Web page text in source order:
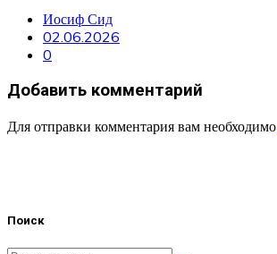
Иосиф Сид
02.06.2026
0
Добавить комментарий
Для отправки комментария вам необходимо
Поиск